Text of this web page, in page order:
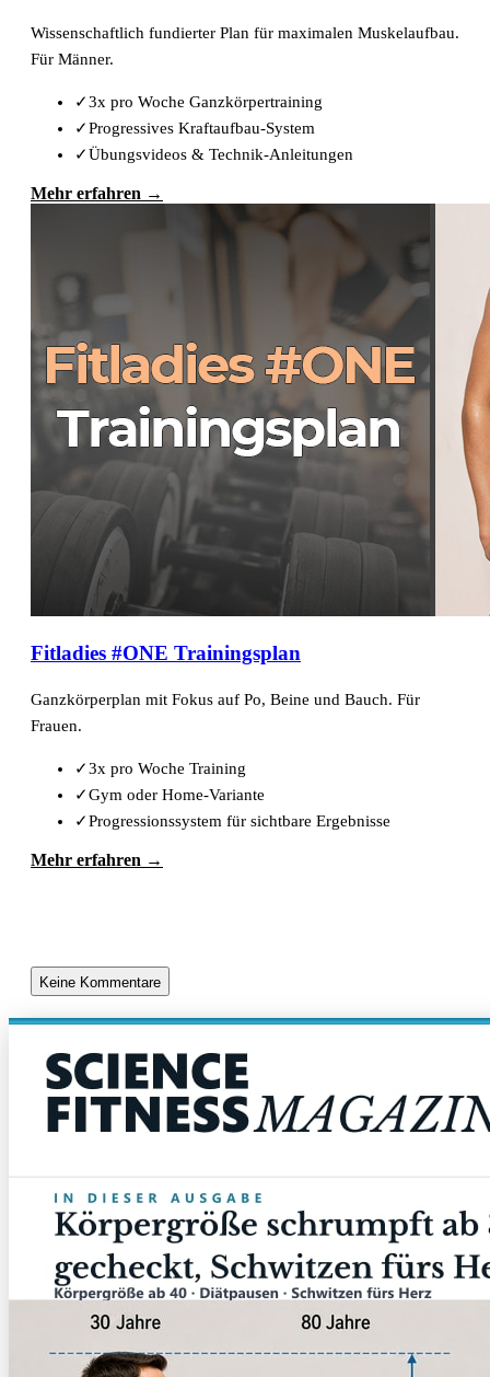
Wissenschaftlich fundierter Plan für maximalen Muskelaufbau.
Für Männer.
✓3x pro Woche Ganzkörpertraining
✓Progressives Kraftaufbau-System
✓Übungsvideos & Technik-Anleitungen
Mehr erfahren →
Fitladies #ONE Trainingsplan
Ganzkörperplan mit Fokus auf Po, Beine und Bauch. Für
Frauen.
✓3x pro Woche Training
✓Gym oder Home-Variante
✓Progressionssystem für sichtbare Ergebnisse
Mehr erfahren →
Keine Kommentare